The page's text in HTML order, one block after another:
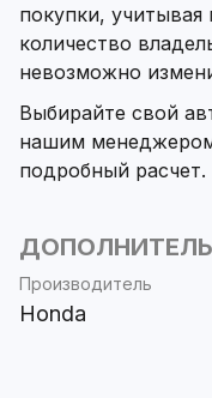
покупки,
количество
невозможно
Выбирайте свой
нашим
подробный расчет.
Производитель
Honda